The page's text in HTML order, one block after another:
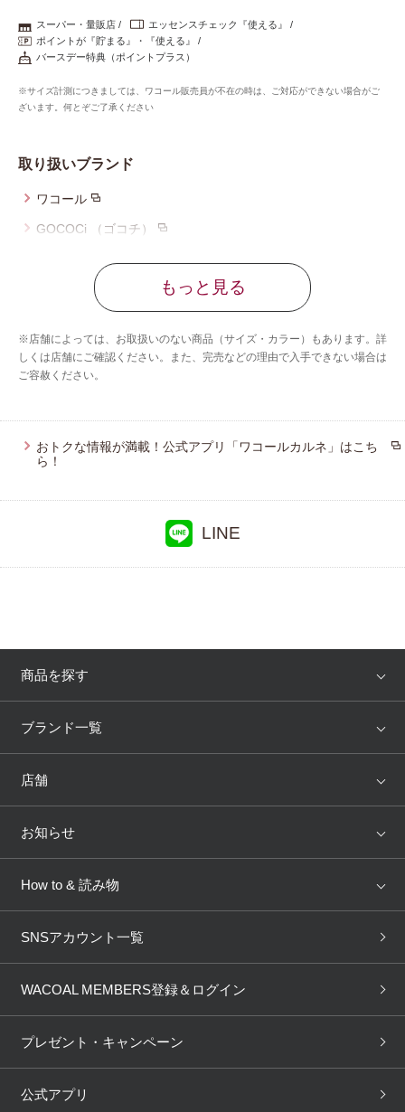
スーパー・量販店
エッセンスチェック『使える』
ポイントが『貯まる』・『使える』
バースデー特典（ポイントプラス）
※サイズ計測につきましては、ワコール販売員が不在の時は、ご対応ができない場合がご
ざいます。何とぞご了承ください
取り扱いブランド
ワコール
GOCOCi （ゴコチ）
ウイング／レシアージュ
ブロス バイ ワコールメン
ウイング／スリープ
もっと見る
※店舗によっては、お取扱いのない商品（サイズ・カラー）もあります。詳
しくは店舗にご確認ください。また、完売などの理由で入手できない場合は
ご容赦ください。
おトクな情報が満載！公式アプリ「ワコールカルネ」はこち
ら！
LINE
商品を探す
アイテム
トピックス
ブランド一覧
WACOAL
AMPHI une nana cool
OUR WACOAL
WACOAL Remamma Mens Innerwear
Licensed Brands
店舗
店舗を探す
ブラ無料診断
3Dボディスキャン
お知らせ
新着情報
商品回収
ニュース＆トピックス
How to & 読み物
下着の基礎知識
ブラパン ワコールスタイル
大人の工場見学inベトナム 人間科学研究開発センター見
SNSアカウント一覧
WACOAL MEMBERS登録＆ログイン
プレゼント・キャンペーン
公式アプリ